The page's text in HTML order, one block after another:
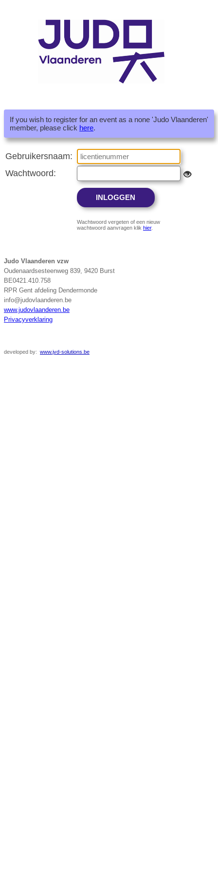
If you wish to register for an event as a none 'Judo Vlaanderen'
member, please click here.
Gebruikersnaam:
Wachtwoord:
Wachtwoord vergeten of een nieuw
wachtwoord aanvragen klik hier.
Judo Vlaanderen vzw
Oudenaardsesteenweg 839, 9420 Burst
BE0421.410.758
RPR Gent afdeling Dendermonde
info@judovlaanderen.be
www.judovlaanderen.be
Privacyverklaring
developed by: www.jvd-solutions.be